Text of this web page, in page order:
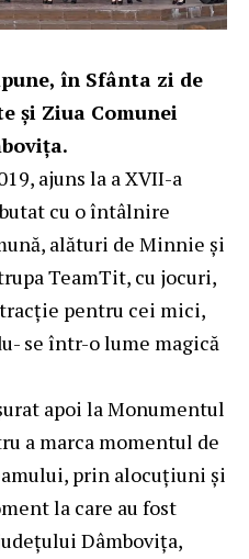
în Sfânta zi de
și Ziua Comunei
ajuns la a XVII-a
cu o întâlnire
alături de Minnie și
TeamTit, cu jocuri,
pentru cei mici,
se într-o lume magică
apoi la Monumentul
a marca momentul de
prin alocuțiuni și
la care au fost
Dâmbovița,